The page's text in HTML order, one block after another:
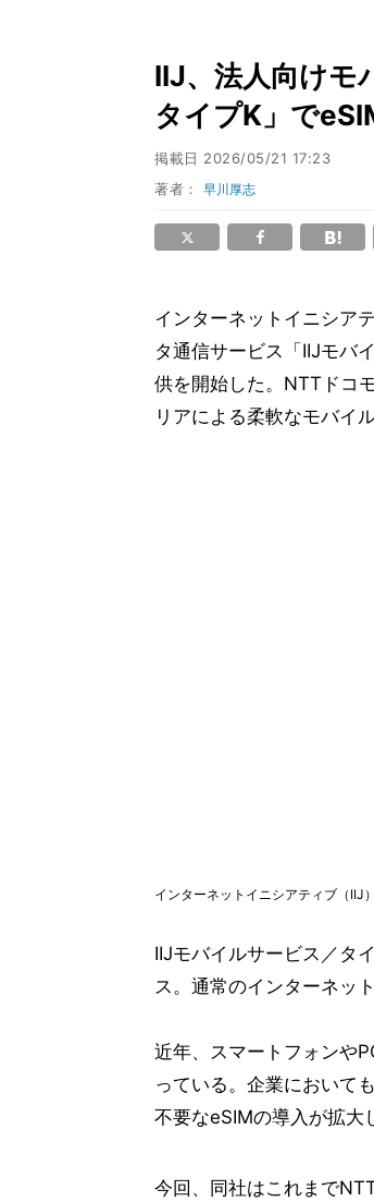
IIJ、法人向けモ
タイプK」で
掲載日 2026/05/21 17:23
著者：早川厚志
インターネットイニシア
タ通信サービス「IIJモバ
供を開始した。NTTドコ
リアによる柔軟なモバイ
インターネットイニシアティブ（IIJ
IIJモバイルサービス／タ
ス。通常のインターネッ
近年、スマートフォンや
っている。企業において
不要なeSIMの導入が拡大
今回、同社はこれまで